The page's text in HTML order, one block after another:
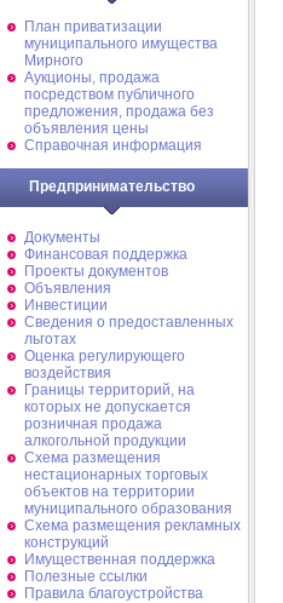
План приватизации
муниципального имущества
Мирного
Аукционы, продажа
посредством публичного
предложения, продажа без
объявления цены
Справочная информация
Предпринимательство
Документы
Финансовая поддержка
Проекты документов
Объявления
Инвестиции
Сведения о предоставленных
льготах
Оценка регулирующего
воздействия
Границы территорий, на
которых не допускается
розничная продажа
алкогольной продукции
Схема размещения
нестационарных торговых
объектов на территории
муниципального образования
Схема размещения рекламных
конструкций
Имущественная поддержка
Полезные ссылки
Правила благоустройства